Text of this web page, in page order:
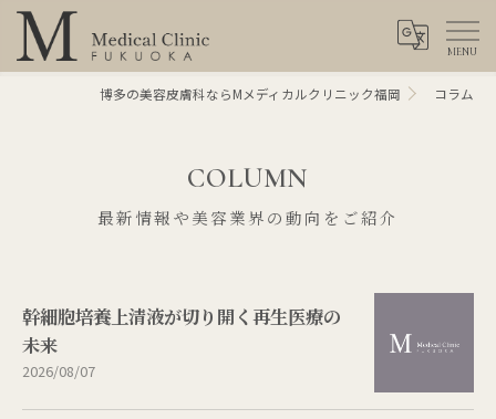
博多の美容皮膚科ならMメディカルクリニック福岡 コラム
COLUMN
最新情報や美容業界の動向をご紹介
幹細胞培養上清液が切り開く再生医療の
未来
2026/08/07